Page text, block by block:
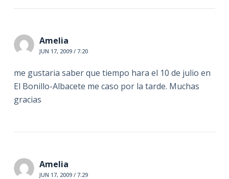
Amelia
JUN 17, 2009 / 7:20
me gustaria saber que tiempo hara el 10 de julio en
El Bonillo-Albacete me caso por la tarde. Muchas
gracias
Amelia
JUN 17, 2009 / 7:29